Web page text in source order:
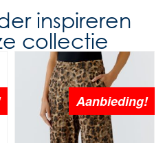
inspireren
collectie
Aanbieding!